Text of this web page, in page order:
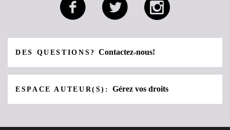
DES QUESTIONS?Contactez-nous!
ESPACE AUTEUR(S):Gérez vos droits